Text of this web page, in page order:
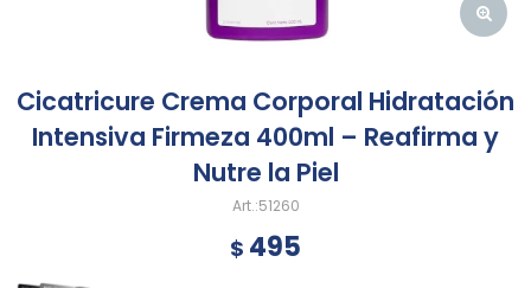
Cicatricure Crema Corporal Hidratación
Intensiva Firmeza 400ml – Reafirma y
Nutre la Piel
51260
$ 495